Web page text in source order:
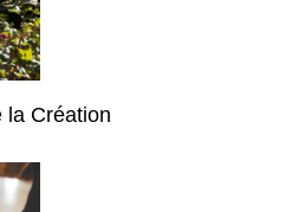
la Création